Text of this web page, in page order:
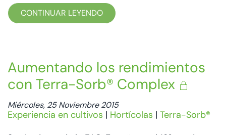
CONTINUAR LEYENDO
Aumentando los rendimientos
con Terra-Sorb® Complex
Miércoles, 25 Noviembre 2015
Experiencia en cultivos | Hortícolas | Terra-Sorb®